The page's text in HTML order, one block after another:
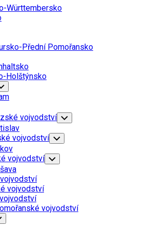
Württembersko
Přední Pomořansko
Holštýnsko
vojvodství Toggle
Child
Menu
vojvodství Toggle
Child
Menu
vojvodství Toggle
Child
vojvodství
vojvodství